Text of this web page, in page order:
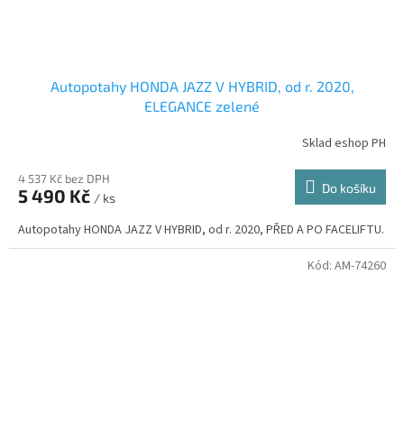
Autopotahy HONDA JAZZ V HYBRID, od r. 2020,
ELEGANCE zelené
Sklad eshop PH
4 537 Kč bez DPH
5 490 Kč / ks
Do košíku
Autopotahy HONDA JAZZ V HYBRID, od r. 2020, PŘED A PO FACELIFTU.
Kód: AM-74260